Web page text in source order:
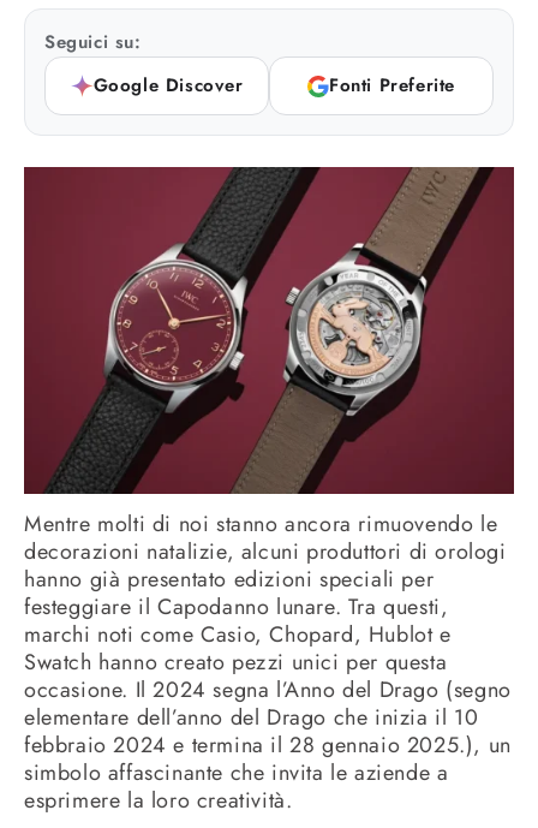
Seguici su:
Google Discover
Fonti Preferite
Mentre molti di noi stanno ancora rimuovendo le
decorazioni natalizie, alcuni produttori di orologi
hanno già presentato edizioni speciali per
festeggiare il Capodanno lunare. Tra questi,
marchi noti come Casio, Chopard, Hublot e
Swatch hanno creato pezzi unici per questa
occasione. Il 2024 segna l’Anno del Drago (segno
elementare dell’anno del Drago che inizia il 10
febbraio 2024 e termina il 28 gennaio 2025.), un
simbolo affascinante che invita le aziende a
esprimere la loro creatività.